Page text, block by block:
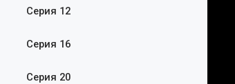
Серия 12
Серия 16
Серия 20